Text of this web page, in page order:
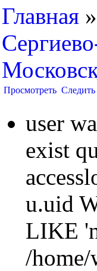
Главная »
Просмотреть Следить
user
exist
u.uid
LIKE
/